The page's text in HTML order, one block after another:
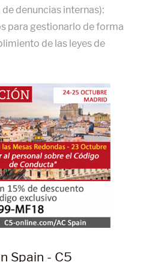
denuncias internas):
para gestionarlo de forma
de las leyes de
Spain - C5